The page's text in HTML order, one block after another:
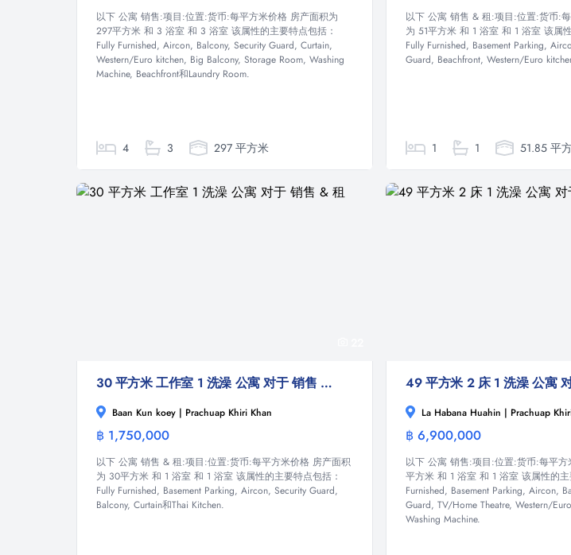
以下 公寓 销售:项目:位置:货币:每平方米价格 房产面积为
297平方米 和 3 浴室 和 3 浴室 该属性的主要特点包括：
Fully Furnished, Aircon, Balcony, Security Guard, Curtain,
Western/Euro kitchen, Big Balcony, Storage Room, Washing
Machine, Beachfront和Laundry Room.
4 3 297 平方米
以下 公寓 销售 & 租:项目:位置:货币:
为 51平方米 和 1 浴室 和 1 浴室 该属
Fully Furnished, Basement Parking,
Guard, Beachfront, Western/Euro
1 1 51.85 平
30 平方米 工作室 1 洗澡 公寓 对于 销售 & 租
Baan Kun koey | Prachuap Khiri Khan
฿ 1,750,000
以下 公寓 销售 & 租:项目:位置:货币:每平方米价格 房产面积
为 30平方米 和 1 浴室 和 1 浴室 该属性的主要特点包括：
Fully Furnished, Basement Parking, Aircon, Security Guard,
Balcony, Curtain和Thai Kitchen.
49 平方米 2 床 1 洗澡 公寓
La Habana Huahin | Prachuap
฿ 6,900,000
以下 公寓 销售:项目:位置:货币:每平
平方米 和 1 浴室 和 1 浴室 该属性的
Furnished, Basement Parking, Aircon,
Guard, TV/Home Theatre, Western/
Washing Machine.